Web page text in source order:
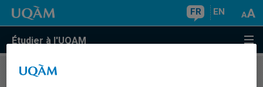
FR EN
Étudier à l'UQAM
COURS//